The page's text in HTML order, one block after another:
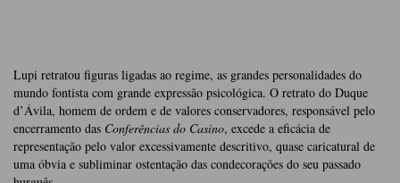
Lupi retratou figuras ligadas ao regime, as grandes personalidades do
mundo fontista com grande expressão psicológica. O retrato do Duque
d’Ávila, homem de ordem e de valores conservadores, responsável pelo
encerramento das Conferências do Casino, excede a eficácia de
representação pelo valor excessivamente descritivo, quase caricatural de
uma óbvia e subliminar ostentação das condecorações do seu passado